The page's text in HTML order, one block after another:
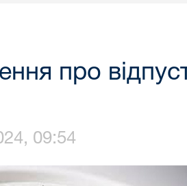
про
09:54